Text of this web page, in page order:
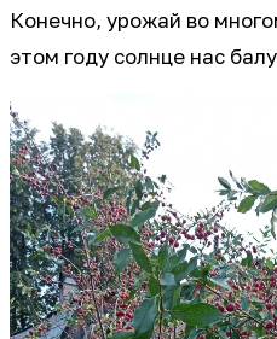
Конечно, урожай во
этом году солнце нас